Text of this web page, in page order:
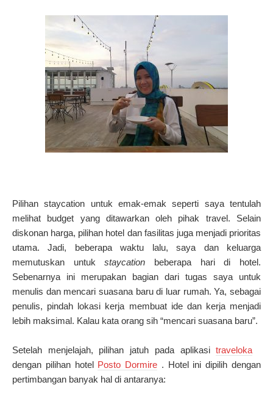
Pilihan staycation untuk emak-emak seperti saya tentulah
melihat budget yang ditawarkan oleh pihak travel. Selain
diskonan harga, pilihan hotel dan fasilitas juga menjadi prioritas
utama.Jadi, beberapa waktu lalu, saya dan keluarga
memutuskan untukstaycation beberapa hari di hotel.
Sebenarnya ini merupakan bagian dari tugas saya untuk
menulis dan mencari suasana baru di luar rumah.Ya, sebagai
penulis, pindah lokasi kerja membuat ide dan kerja menjadi
lebih maksimal. Kalau kata orang sih “mencari suasana baru”.
Setelah menjelajah, pilihan jatuh pada aplikasitraveloka
dengan pilihan hotel Posto Dormire . Hotel ini dipilih dengan
pertimbangan banyak hal di antaranya: